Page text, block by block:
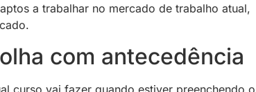
a trabalhar no mercado de trabalho atual,
com antecedência
curso vai fazer quando estiver preenchendo o